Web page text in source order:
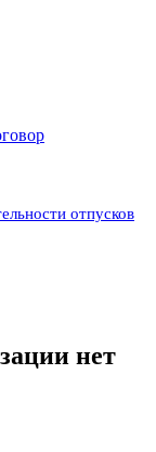
отпусков
нет